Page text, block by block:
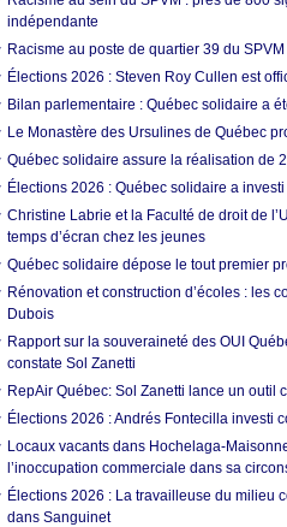
indépendante
Racisme au poste de quartier 39 du
Élections 2026 : Steven Roy Cullen est
Bilan parlementaire : Québec solidaire a
Le Monastère des Ursulines de Québec
Québec solidaire assure la réalisation de
Élections 2026 : Québec solidaire a
Christine Labrie et la Faculté de droit de
temps d’écran chez les jeunes
Québec solidaire dépose le tout premier
Rénovation et construction d’écoles : les
Dubois
Rapport sur la souveraineté des OUI
constate Sol Zanetti
RepAir Québec: Sol Zanetti lance un outil
Élections 2026 : Andrés Fontecilla investi
Locaux vacants dans Hochelaga-
l’inoccupation commerciale dans sa
Élections 2026 : La travailleuse du milieu
dans Sanguinet